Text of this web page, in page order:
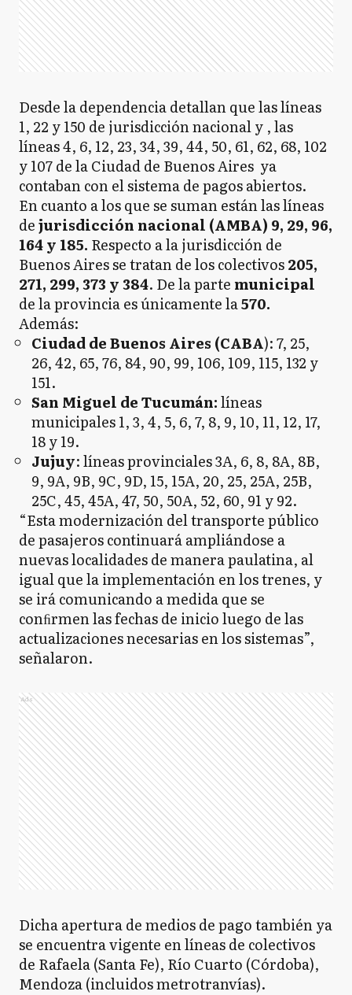
Desde la dependencia detallan que las líneas
1, 22 y 150 de jurisdicción nacional y , las
líneas 4, 6, 12, 23, 34, 39, 44, 50, 61, 62, 68, 102
y 107 de la Ciudad de Buenos Aires ya
contaban con el sistema de pagos abiertos.
En cuanto a los que se suman están las líneas
dejurisdicción nacional (AMBA) 9, 29, 96,
164 y 185. Respecto a la jurisdicción de
Buenos Aires se tratan de los colectivos205,
271, 299, 373 y 384. De la parte municipal
de la provincia es únicamente la570.
Además:
Ciudad de Buenos Aires (CABA): 7, 25,
26, 42, 65, 76, 84, 90, 99, 106, 109, 115, 132 y
151.
San Miguel de Tucumán:líneas
municipales 1, 3, 4, 5, 6, 7, 8, 9, 10, 11, 12, 17,
18 y 19.
Jujuy: líneas provinciales 3A, 6, 8, 8A, 8B,
9, 9A, 9B, 9C, 9D, 15, 15A, 20, 25, 25A, 25B,
25C, 45, 45A, 47, 50, 50A, 52, 60, 91 y 92.
“Esta modernización del transporte público
de pasajeros continuará ampliándose a
nuevas localidades de manera paulatina, al
igual que la implementación en los trenes, y
se irá comunicando a medida que se
conﬁrmen las fechas de inicio luego de las
actualizaciones necesarias en los sistemas”,
señalaron.
Ads
Dicha apertura de medios de pago también ya
se encuentra vigente en líneas de colectivos
de Rafaela (Santa Fe), Río Cuarto (Córdoba),
Mendoza (incluidos metrotranvías).